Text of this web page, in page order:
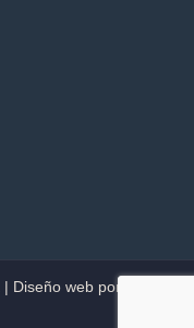
| Diseño web por Studio